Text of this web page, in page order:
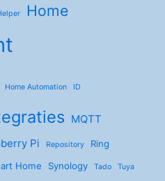
Home
Home Automation ID
MQTT
Pi Repository
Ring
Home Synology Tado Tuya